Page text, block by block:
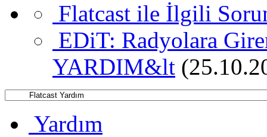
Flatcast ile İlgili
EDiT: Radyolara
YARDIM&lt
Yardım